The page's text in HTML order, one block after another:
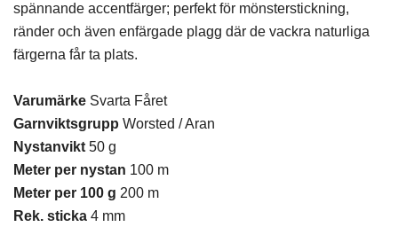
spännande accentfärger; perfekt för mönsterstickning,
ränder och även enfärgade plagg där de vackra naturliga
färgerna får ta plats.
Varumärke Svarta Fåret
Garnviktsgrupp Worsted / Aran
Nystanvikt 50 g
Meter per nystan 100 m
Meter per 100 g 200 m
Rek. sticka 4 mm